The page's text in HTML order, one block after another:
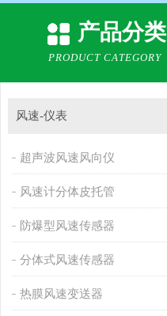
产品分类
PRODUCT CATEGORY
风速-仪表
超声波风速风向仪
风速计分体皮托管
防爆型风速传感器
分体式风速传感器
热膜风速变送器